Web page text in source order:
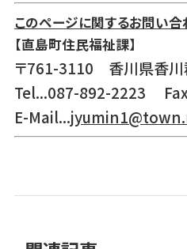
このページに関するお問い
【直島町住民福祉課】
〒761-3110 香川県香川
Tel...087-892-2223
E-Mail...